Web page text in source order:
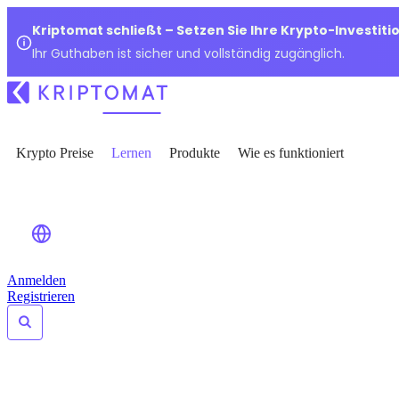
Kriptomat schließt – Setzen Sie Ihre Krypto-
Ihr Guthaben ist sicher und vollständig zugänglich.
Krypto Preise Lernen Produkte Wie es funktioniert
Anmelden
Registrieren